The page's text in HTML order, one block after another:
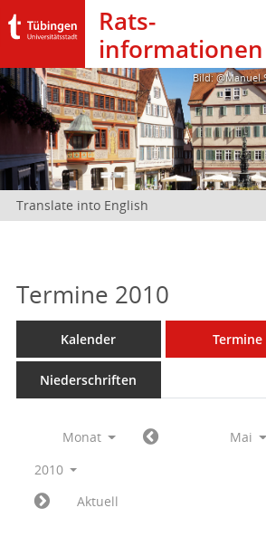
Rats­
informationen
Bild: @Manuel
Translate into English
Termine 2010
Kalender Termine
Niederschriften
Monat
Mai
2010
Aktuell